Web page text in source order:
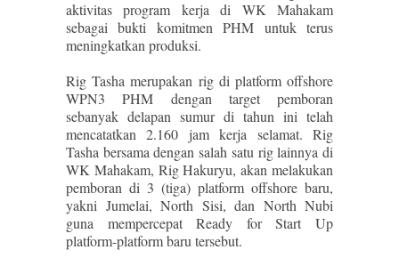
aktivitas program kerja di WK Mahakam
sebagai bukti komitmen PHM untuk terus
meningkatkan produksi.
Rig Tasha merupakan rig di platform offshore
WPN3 PHM dengan target pemboran
sebanyak delapan sumur di tahun ini telah
mencatatkan 2.160 jam kerja selamat. Rig
Tasha bersama dengan salah satu rig lainnya di
WK Mahakam, Rig Hakuryu, akan melakukan
pemboran di 3 (tiga) platform offshore baru,
yakni Jumelai, North Sisi, dan North Nubi
guna mempercepat Ready for Start Up
platform-platform baru tersebut.